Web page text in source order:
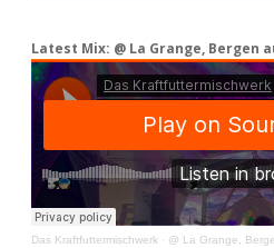
Latest Mix: @ La Grange, Bergen
Das Kraftfuttermischwerk · @ La Grange,